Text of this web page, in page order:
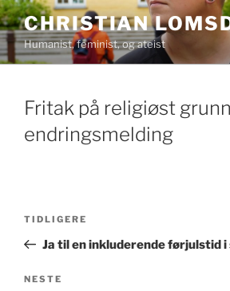
Gå
til
innhold
CHRISTIAN
Humanist, feminist, og ateist
Fritak på religiøst
endringsmelding
Forrige
innlegg
TIDLIGERE
Ja til en inkluderende førjulstid i
Neste
NESTE